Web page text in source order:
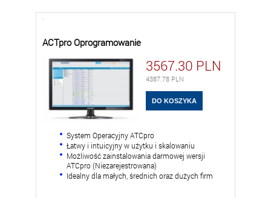
ACTpro Oprogramowanie
3567.30 PLN
4387.78 PLN
System Operacyjny ATCpro
Łatwy i intuicyjny w użytku i skalowaniu
Możliwość zainstalowania darmowej wersji
ATCpro (Niezarejestrowana)
Idealny dla małych, średnich oraz dużych firm